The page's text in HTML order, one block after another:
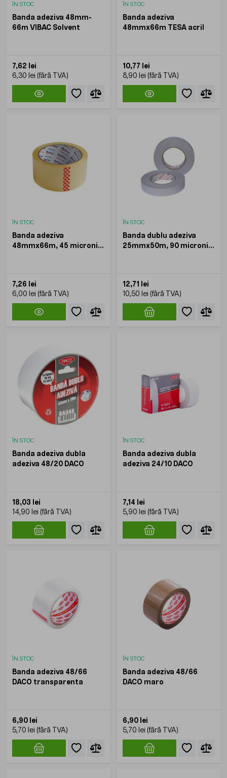
ÎN STOC
Banda adeziva 48mm-
66m VIBAC Solvent
7,62 lei
6,30 lei
ÎN STOC
Banda adeziva
48mmx66m TESA acril
10,77 lei
8,90 lei
ÎN STOC
Banda adeziva
48mmx66m, 45 microni,
7,26 lei
6,00 lei
ÎN STOC
Banda dublu adeziva
25mmx50m, 90 microni,
12,71 lei
10,50 lei
ÎN STOC
Banda adeziva dubla
adeziva 48/20 DACO
18,03 lei
14,90 lei
ÎN STOC
Banda adeziva dubla
adeziva 24/10 DACO
7,14 lei
5,90 lei
ÎN STOC
Banda adeziva 48/66
DACO transparenta
6,90 lei
5,70 lei
ÎN STOC
Banda adeziva 48/66
DACO maro
6,90 lei
5,70 lei